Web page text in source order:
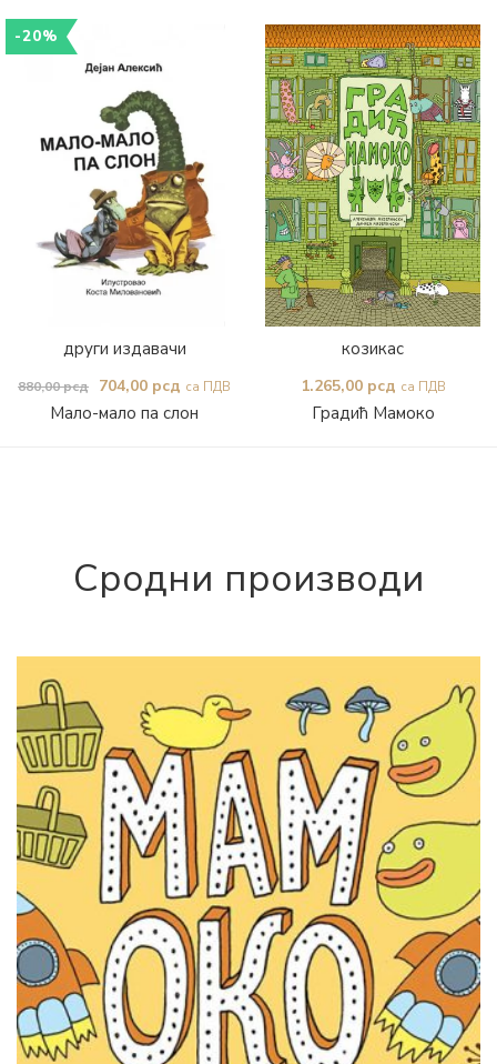
-20%
Мало-мало па слон
други издавачи
880,00рсд
Оригинална
цена
704,00 рсд Тренутна
цена
са ПДВ
Градић Мамоко
козикас
1.265,00 рсд са ПДВ
Сродни производи